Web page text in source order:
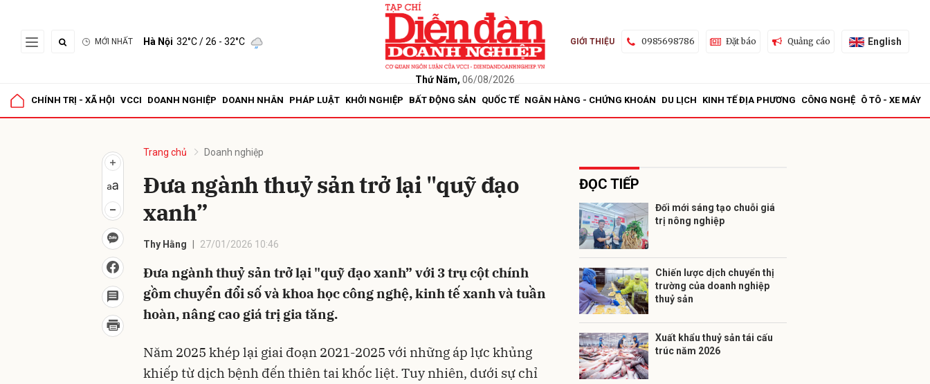
MỚI NHẤT Hà Nội 32°C/ 26 - 32°C
Thứ Năm, 06/08/2026
GIỚI THIỆU 0985698786 Đặt báo Quảng cáo English
CHÍNH TRỊ - XÃ HỘI VCCI DOANH NGHIỆP DOANH NHÂN PHÁP LUẬT KHỞI NGHIỆP BẤT ĐỘNG SẢN QUỐC TẾ NGÂN HÀNG - CHỨNG KHOÁN DU LỊCH KINH TẾ ĐỊA PHƯƠNG CÔNG NGHỆ Ô TÔ - XE MÁY
Trang chủ Doanh nghiệp
Đưa ngành thuỷ sản trở lại "quỹ đạo
xanh”
Thy Hằng 27/01/2026 10:46
Đưa ngành thuỷ sản trở lại "quỹ đạo xanh” với 3 trụ cột chính
gồm chuyển đổi số và khoa học công nghệ, kinh tế xanh và tuần
hoàn, nâng cao giá trị gia tăng.
Năm 2025 khép lại giai đoạn 2021-2025 với những áp lực khủng
khiếp từ dịch bệnh đến thiên tai khốc liệt. Tuy nhiên, dưới sự chỉ
ĐỌC TIẾP
Đối mới sáng tạo chuỗi giá
trị nông nghiệp
Chiến lược dịch chuyển thị
trường của doanh nghiệp
thuỷ sản
Xuất khẩu thuỷ sản tái cấu
trúc năm 2026
Gửi